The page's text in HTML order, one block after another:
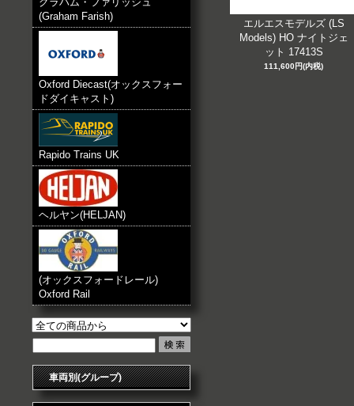
(Graham Farish)
Oxford Diecast(オックスフォー
ドダイキャスト)
Rapido Trains UK
ヘルヤン(HELJAN)
(オックスフォードレール)
Oxford Rail
車両別(グループ)
エルエスモデルズ (LS
Models) HO ナイトジェ
ット 17413S
111,600円(内税)